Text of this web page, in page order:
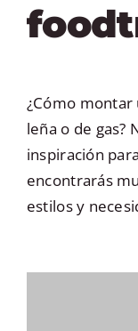
¿Cómo montar
leña o de gas?
inspiración
encontrarás
estilos y